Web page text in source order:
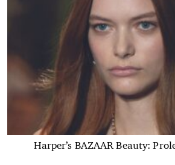
Harper’s BAZAAR Beauty: